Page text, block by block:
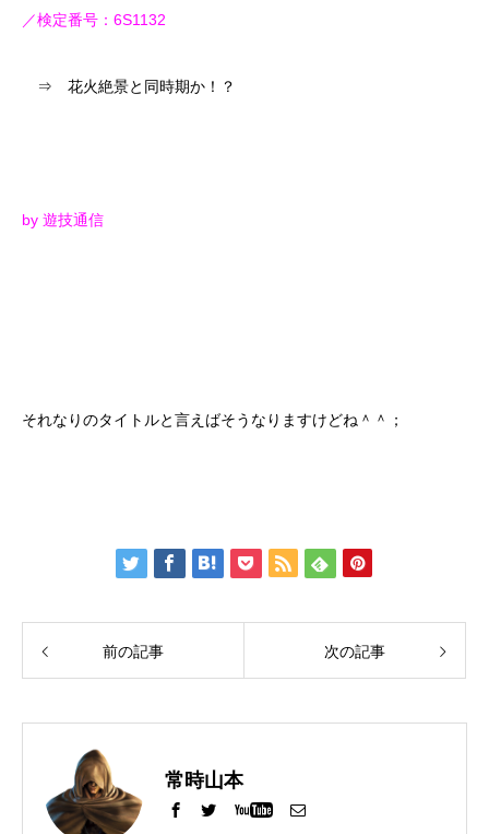
／検定番号：6S1132
⇒ 花火絶景と同時期か！？
by 遊技通信
それなりのタイトルと言えばそうなりますけどね＾＾；
前の記事 次の記事
常時山本